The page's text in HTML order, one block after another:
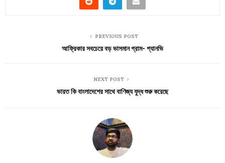
PREVIOUS POST
আফ্রিকার সবচেয়ে বড় ভাসমান গ্রাম- গ্যানভি
NEXT POST
ভারত কি বাংলাদেশের সাথে বাণিজ্য যুদ্ধ শুরু করেছে